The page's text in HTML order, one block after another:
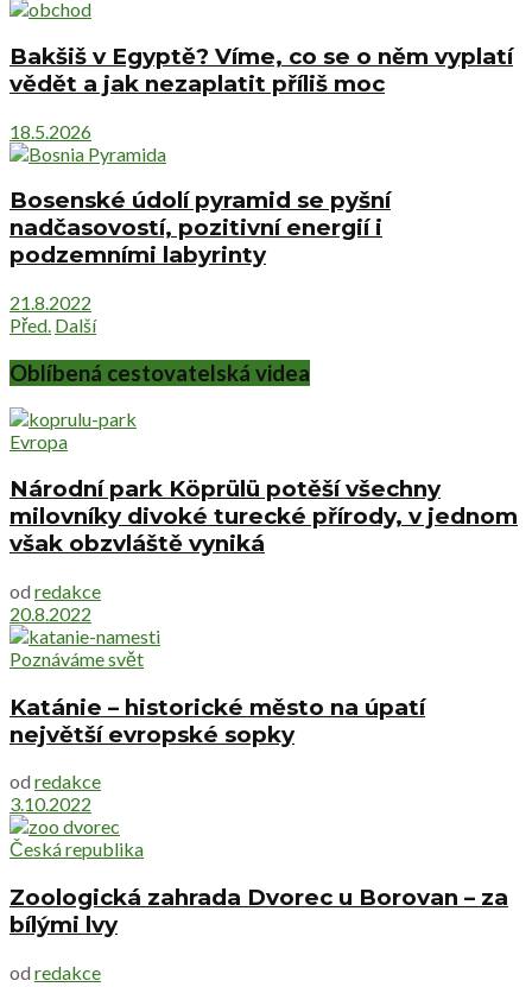
Bakšiš v Egyptě? Víme, co se o něm vyplatí
vědět a jak nezaplatit příliš moc
18.5.2026
Bosenské údolí pyramid se pyšní
nadčasovostí, pozitivní energií i
podzemními labyrinty
21.8.2022
Před. Další
Oblíbená cestovatelská videa
Evropa
Národní park Köprülü potěší všechny
milovníky divoké turecké přírody, v jednom
však obzvláště vyniká
od redakce
20.8.2022
Poznáváme svět
Katánie – historické město na úpatí
největší evropské sopky
od redakce
3.10.2022
Česká republika
Zoologická zahrada Dvorec u Borovan – za
bílými lvy
od redakce